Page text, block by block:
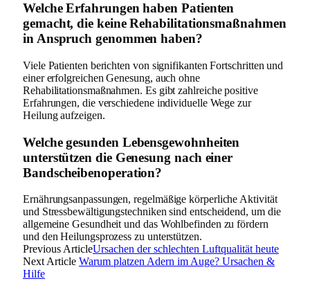
Welche Erfahrungen haben Patienten
gemacht, die keine Rehabilitationsmaßnahmen
in Anspruch genommen haben?
Viele Patienten berichten von signifikanten Fortschritten und
einer erfolgreichen Genesung, auch ohne
Rehabilitationsmaßnahmen. Es gibt zahlreiche positive
Erfahrungen, die verschiedene individuelle Wege zur
Heilung aufzeigen.
Welche gesunden Lebensgewohnheiten
unterstützen die Genesung nach einer
Bandscheibenoperation?
Ernährungsanpassungen, regelmäßige körperliche Aktivität
und Stressbewältigungstechniken sind entscheidend, um die
allgemeine Gesundheit und das Wohlbefinden zu fördern
und den Heilungsprozess zu unterstützen.
Previous ArticleUrsachen der schlechten Luftqualität heute
Next Article Warum platzen Adern im Auge? Ursachen &
Hilfe